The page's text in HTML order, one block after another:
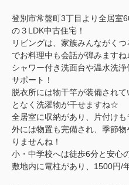
登別市常盤町3丁目より全居室
の３LDK中古住宅！
リビングは、家族みんながく
でお料理中も会話が弾みますね
シャワー付き洗面台や温水洗
サポート！
脱衣所には物干竿が装備され
となく洗濯物が干せますね☆
全居室に収納があり、片付けも
外には物置も完備され、季節
りませんね！
小・中学校へは徒歩6分と安心
敷地内に電柱があり、1500円/